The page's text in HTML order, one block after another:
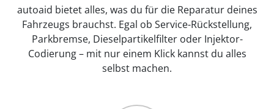
autoaid bietet alles, was du für die Reparatur deines
Fahrzeugs brauchst. Egal ob Service-Rückstellung,
Parkbremse, Dieselpartikelfilter oder Injektor-
Codierung – mit nur einem Klick kannst du alles
selbst machen.